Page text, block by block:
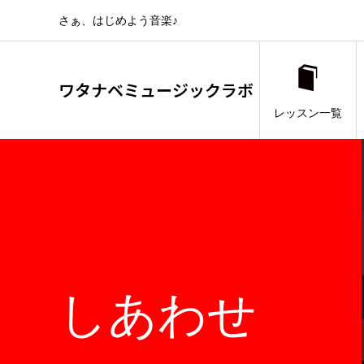
さぁ、はじめよう音楽♪
ワタナベミュージックラボ
レッスン一覧
しあわせ